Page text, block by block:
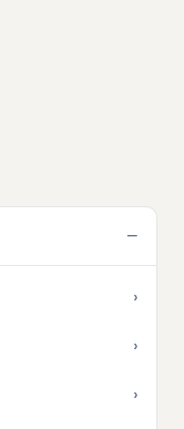
−
›
›
›